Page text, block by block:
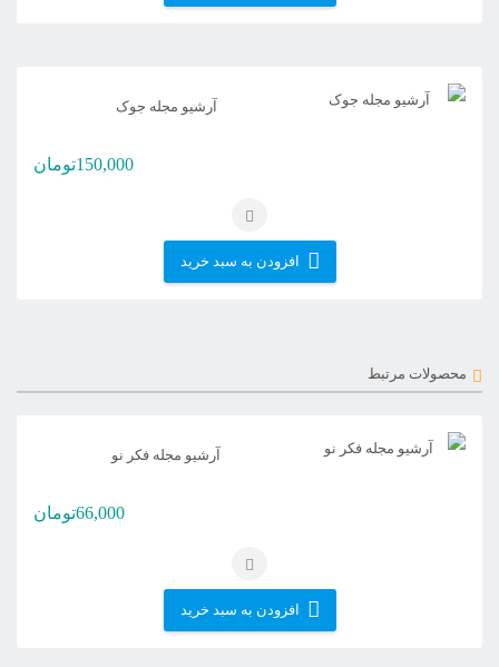
آرشیو مجله جوک
150,000تومان
افزودن به سبد خرید
محصولات مرتبط
آرشیو مجله فکر نو
66,000تومان
افزودن به سبد خرید